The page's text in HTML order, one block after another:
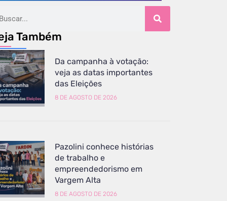
Também
Da campanha à votação:
veja as datas importantes
das Eleições
8 DE AGOSTO DE 2026
Pazolini conhece histórias
de trabalho e
empreendedorismo em
Vargem Alta
8 DE AGOSTO DE 2026